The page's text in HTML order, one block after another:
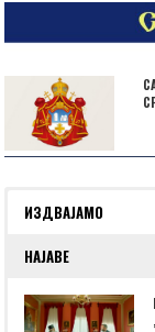
ИЗДВАЈАМО
НАЈАВЕ